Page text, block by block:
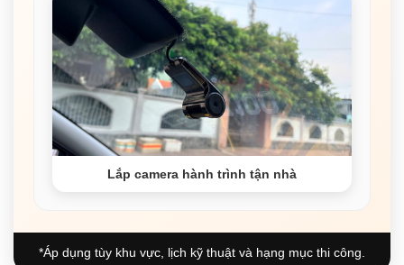
Lắp camera hành trình tận nhà
*Áp dụng tùy khu vực, lịch kỹ thuật và hạng mục thi công.